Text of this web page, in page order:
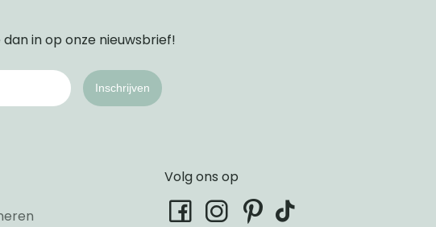
in op onze nieuwsbrief!
Inschrijven
Volg ons op
facebookinstagram
pinterest
tiktok